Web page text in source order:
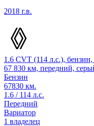
2018 г.в.
1.6 CVT (114 л.с.),
67 830 км, передний,
Бензин
67830 км.
1.6 / 114 л.с.
Передний
Вариатор
1 владелец